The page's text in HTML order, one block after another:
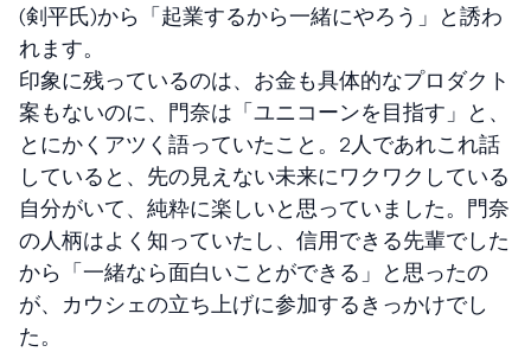
(剣平氏)から「起業するから一緒にやろう」と誘わ
れます。
印象に残っているのは、お金も具体的なプロダクト
案もないのに、門奈は「ユニコーンを目指す」と、
とにかくアツく語っていたこと。2人であれこれ話
していると、先の見えない未来にワクワクしている
自分がいて、純粋に楽しいと思っていました。門奈
の人柄はよく知っていたし、信用できる先輩でした
から「一緒なら面白いことができる」と思ったの
が、カウシェの立ち上げに参加するきっかけでし
た。